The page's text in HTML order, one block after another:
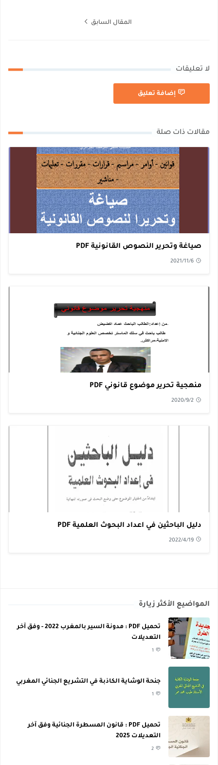
المقال السابق
لا تعليقات
إضافة تعليق
مقالات ذات صلة
صياغة وتحرير النصوص القانونية PDF
2021/11/6
منهجية تحرير موضوع قانوني PDF
2020/9/2
دليل الباحثين في اعداد البحوث العلمية PDF
2022/4/19
المواضيع الأكثر زيارة
تحميل PDF : مدونة السير بالمغرب 2022 - وفق آخر
التعديلات
1
جنحة الوشاية الكاذبة في التشريع الجنائي المغربي
1
تحميل PDF : قانون المسطرة الجنائية وفق آخر
التعديلات 2025
2